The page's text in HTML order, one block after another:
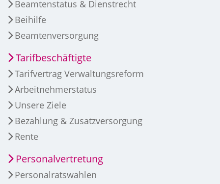
Beamtenstatus & Dienstrecht
Beihilfe
Beamtenversorgung
Tarifbeschäftigte
Tarifvertrag Verwaltungsreform
Arbeitnehmerstatus
Unsere Ziele
Bezahlung & Zusatzversorgung
Rente
Personalvertretung
Personalratswahlen